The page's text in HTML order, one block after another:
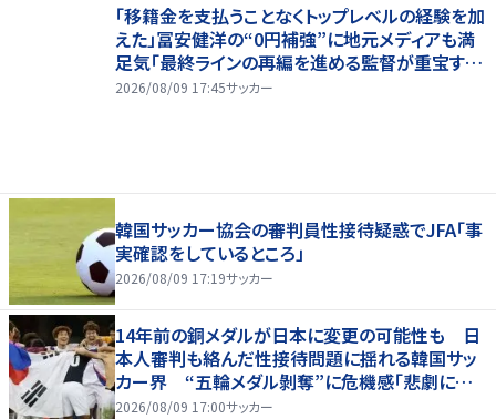
「移籍金を支払うことなくトップレベルの経験を加
えた」冨安健洋の“0円補強”に地元メディアも満
足気「最終ラインの再編を進める監督が重宝する
柔軟性を備えている」
2026/08/09 17:45サッカー
韓国サッカー協会の審判員性接待疑惑でJFA「事
実確認をしているところ」
2026/08/09 17:19サッカー
14年前の銅メダルが日本に変更の可能性も 日
本人審判も絡んだ性接待問題に揺れる韓国サッ
カー界 “五輪メダル剝奪”に危機感「悲劇に見
舞われる」
2026/08/09 17:00サッカー